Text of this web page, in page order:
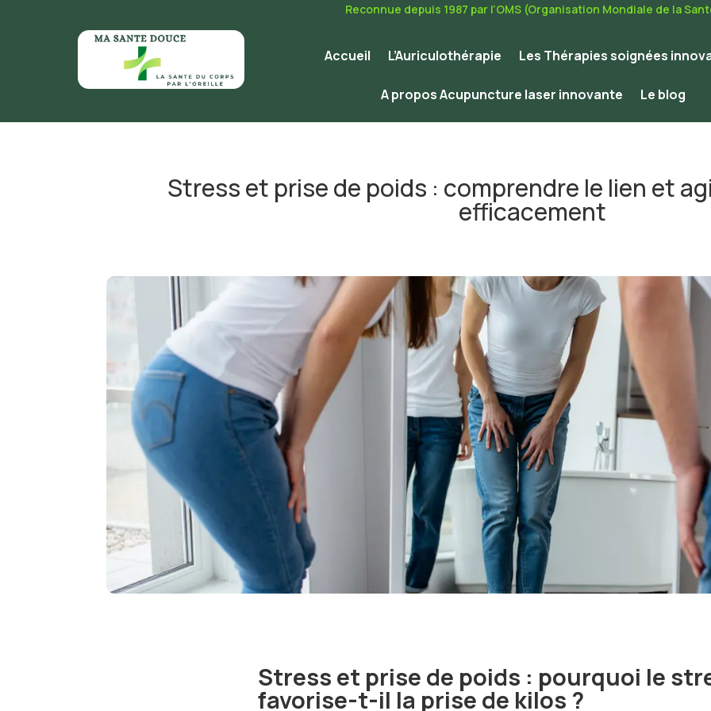
Reconnue depuis 1987 par l’OMS (Organisation Mondiale de la
Accueil L’Auriculothérapie Les Thérapies soignées
A propos Acupuncture laser innovante Le blog
Stress et prise de poids : comprendre le lien et
efficacement
Stress et prise de poids : pourquoi le
favorise-t-il la prise de kilos ?